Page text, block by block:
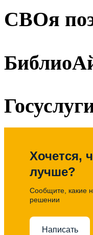
СВОя
Хочется,
лучше?
Сообщите, какие
решении
Написать